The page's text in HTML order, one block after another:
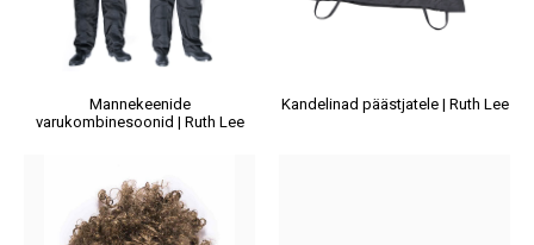
Mannekeenide
varukombinesoonid | Ruth Lee
Kandelinad päästjatele | Ruth Lee